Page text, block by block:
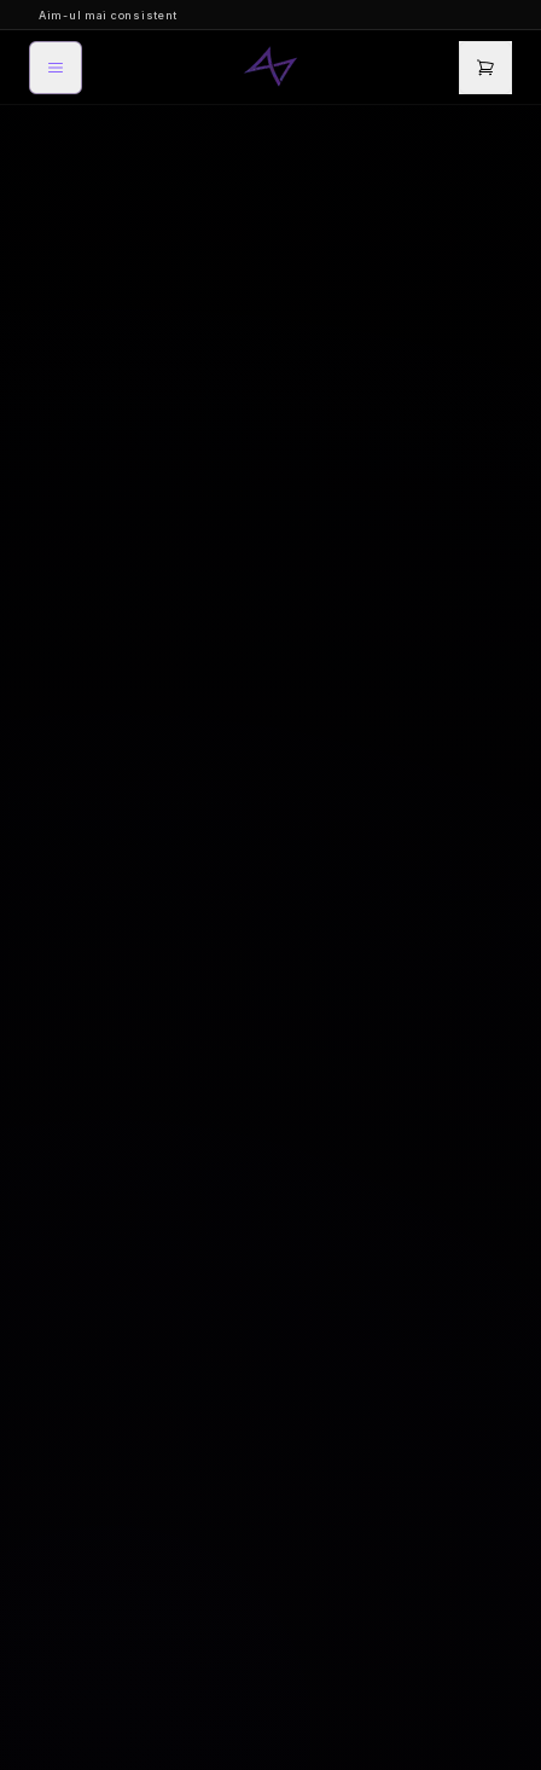
Aim-ul mai consistent
Mousepad-ul care iti face